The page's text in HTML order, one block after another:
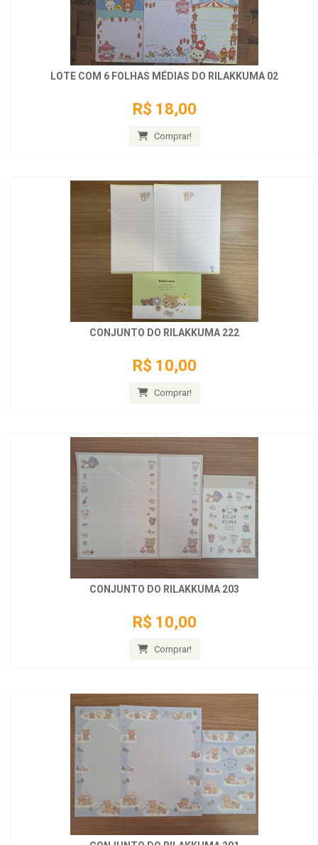
LOTE COM 6 FOLHAS MÉDIAS DO RILAKKUMA 02
R$ 18,00
Comprar!
CONJUNTO DO RILAKKUMA 222
R$ 10,00
Comprar!
CONJUNTO DO RILAKKUMA 203
R$ 10,00
Comprar!